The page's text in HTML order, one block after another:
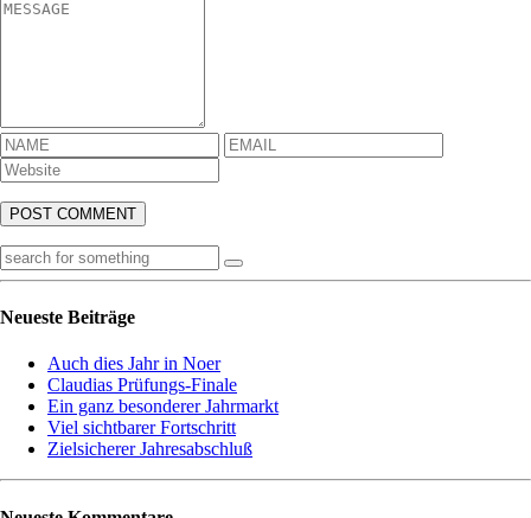
Neueste Beiträge
Auch dies Jahr in Noer
Claudias Prüfungs-Finale
Ein ganz besonderer Jahrmarkt
Viel sichtbarer Fortschritt
Zielsicherer Jahresabschluß